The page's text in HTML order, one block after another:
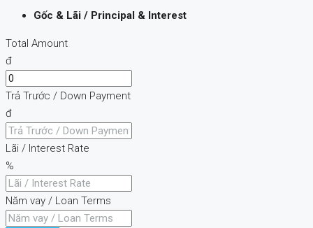
Gốc & Lãi / Principal & Interest
Total Amount
đ
Trả Trước / Down Payment
đ
Lãi / Interest Rate
%
Năm vay / Loan Terms